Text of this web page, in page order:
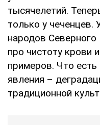
тысячелетий.
только у чеченцев.
народов
про чистоту крови
примеров. Что
явления –
традиционной